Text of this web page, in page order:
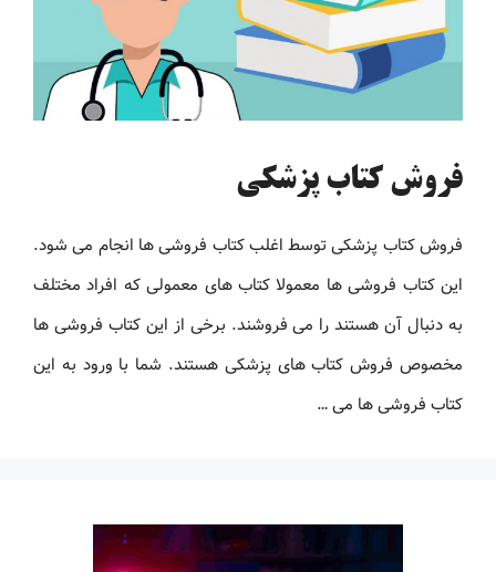
فروش کتاب پزشکی
فروش کتاب پزشکی توسط اغلب کتاب فروشی ها انجام می شود.
این کتاب فروشی ها معمولا کتاب های معمولی که افراد مختلف
به دنبال آن هستند را می فروشند. برخی از این کتاب فروشی ها
مخصوص فروش کتاب های پزشکی هستند. شما با ورود به این
کتاب فروشی ها می …